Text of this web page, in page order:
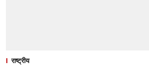
राष्ट्रीय